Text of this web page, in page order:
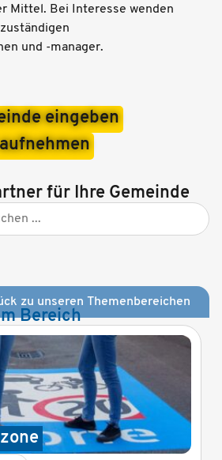
Mittel. Bei Interesse wenden
und -manager.
eingeben
für Ihre Gemeinde
zu unseren Themenbereichen
Bereich